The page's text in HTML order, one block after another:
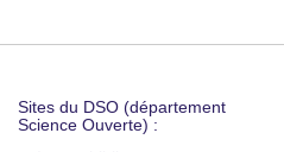
Sites du DSO (département
Science Ouverte) :